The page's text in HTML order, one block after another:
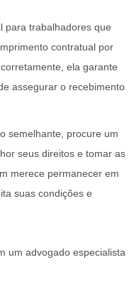
para trabalhadores que
contratual por
ela garante
assegurar o recebimento
semelhante, procure um
seus direitos e tomar as
merece permanecer em
suas condições e
um advogado especialista